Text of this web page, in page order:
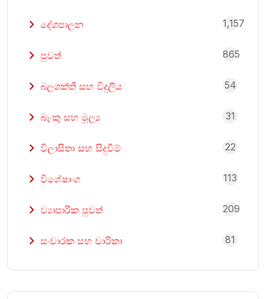
දේශපාලන 1,157
පුවත් 865
බලශක්ති සහ විදුලිය 54
බැංකු සහ මූල්‍ය 31
විලාසිතා සහ සිදුවීම් 22
විශේෂාංග 113
ව්‍යාපාරික පුවත් 209
සංචාරක සහ චාරිකා 81